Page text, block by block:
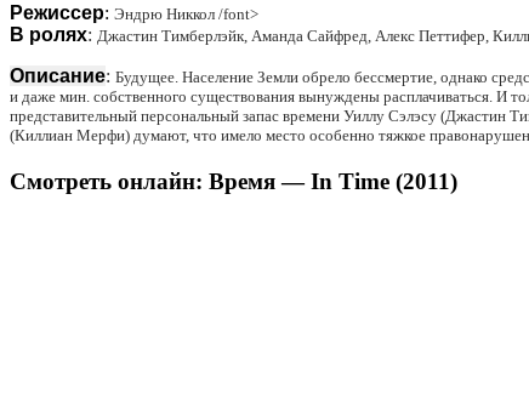
Режиссер: Эндрю Никкол /font>
В ролях: Джастин Тимберлэйк, Аманда Сайфред, Алекс Петтифер,
Описание: Будущее. Население Земли обрело бессмертие, однако
и даже мин. собственного существования вынуждены расплачиваться. И
представительный персональный запас времени Уиллу Сэлэсу (Джастин
(Киллиан Мерфи) думают, что имело место особенно тяжкое
Смотреть онлайн: Время — In Time (2011)